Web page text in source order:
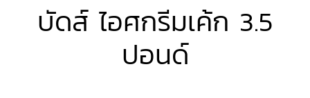
บัดส์ ไอศกรีมเค้ก 3.5
ปอนด์